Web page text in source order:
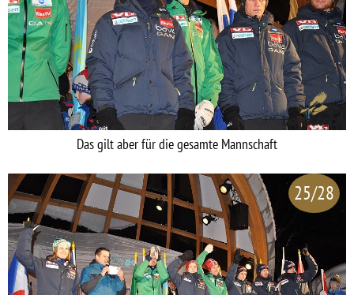
Das gilt aber für die gesamte Mannschaft
25/28